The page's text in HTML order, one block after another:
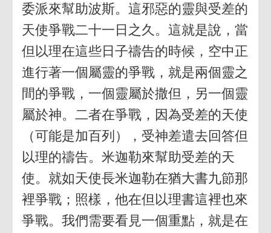
委派來幫助波斯。這邪惡的靈與受差的
天使爭戰二十一日之久。這就是說，當
但以理在這些日子禱告的時候，空中正
進行著一個屬靈的爭戰，就是兩個靈之
間的爭戰，一個靈屬於撒但，另一個靈
屬於神。二者在爭戰，因為受差的天使
（可能是加百列），受神差遣去回答但
以理的禱告。米迦勒來幫助受差的天
使。就如天使長米迦勒在猶大書九節那
裡爭戰；照樣，他在但以理書這裡也來
爭戰。我們需要看見一個重點，就是在